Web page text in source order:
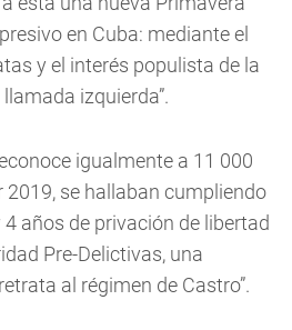
en Cuba: mediante el
y el interés populista de la
izquierda”.
igualmente a 11 000
2019, se hallaban cumpliendo
años de privación de libertad
Pre-Delictivas, una
al régimen de Castro”.